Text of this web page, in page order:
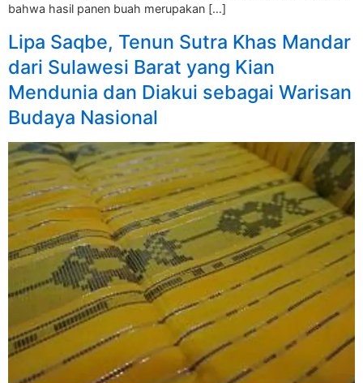
bahwa hasil panen buah merupakan […]
Lipa Saqbe, Tenun Sutra Khas Mandar
dari Sulawesi Barat yang Kian
Mendunia dan Diakui sebagai Warisan
Budaya Nasional